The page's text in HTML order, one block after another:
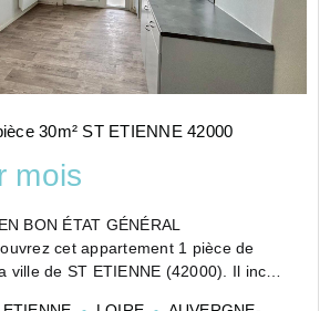
30m² ST ETIENNE 42000
mois
BON ÉTAT GÉNÉRAL
cet appartement 1 pièce de
ville de ST ETIENNE (42000). Il inclut